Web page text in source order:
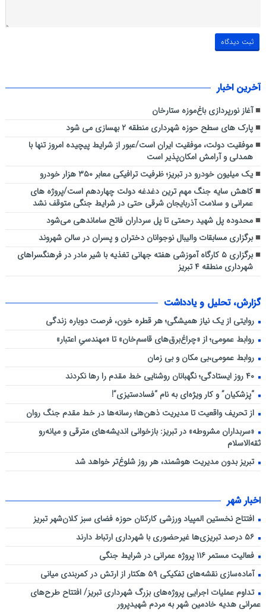
آخرین اخبار
آغاز نورپردازی باغ‌موزه ستارخان
پارک های سطح حوزه شهرداری منطقه ۲ بهسازی می شود
موفقیت دولت، موفقیت ایران است/عبور از شرایط پیچیده امروز تنها با
همدلی و آرامش امکان‌پذیر است
یک میلیون خودرو در تبریز؛ ظرفیت ترافیکی معابر ۳۵۰ هزار خودرو
کاهش سایه جنگ مهم ‌ترین دغدغه دولت چهاردهم است/پروژه ‌های
عمرانی و سلامت آذربایجان شرقی حتی در شرایط جنگی متوقف نشد
محدوده پل شهید رحمتی تا پل سرداران فاتح ساماندهی می‌شود
برگزاری مسابقات والیبال نوجوانان دختران و پسران در سالن شهروند
برگزاری ۵ کارگاه آموزشی هفته جهانی تغذیه با شیر مادر در فرهنگسراهای
شهرداری منطقه ۴ تبریز
گزارش، تحلیل و یادداشت
روایتی از یک نیاز همیشگی؛ هر قطره خون، فرصت دوباره زندگی
روابط عمومی؛ از «چراغ‌برق‌های قاسم‌خان» تا «مهندسیِ اعتبار»
روابط عمومی،بی مکان و بی زمان
۴۰ روز ایستادگی؛ نگهبانان روشنایی خط مقدم را رها نکردند
“پزشکیان” و کار ویژه‌ای به نام “فسادستیزی”!
از تحریف واقعیت تا مدیریت ذهن‌ها؛ رسانه‌ها در خط مقدم جنگ روان
«سربداران مشروطه» در تبریز: بازخوانی اندیشه‌های مترقی و میانه‌رو
ثقه‌الاسلام
تبریز بدون مدیریت هوشمند، هر روز شلوغ‌تر خواهد شد
اخبار شهر
افتتاح نخستین المپیاد ورزشی کارکنان حوزه فضای سبز کلان‌شهر تبریز
۵۶ درصد تبریزی‌ها غیرحضوری با شهرداری ارتباط دارند
فعالیت مستمر ۱۱۶ پروژه عمرانی در شرایط جنگی
آماده‌سازی نقشه‌های تفکیکی ۵۹ هکتار از ارتش در کمربندی میانی
تداوم عملیات اجرایی پروژه‌های بزرگ شهرداری تبریز/ افتتاح طرح‌های
عمرانی هدیه خادمین شهر به مردم شهیدپرور